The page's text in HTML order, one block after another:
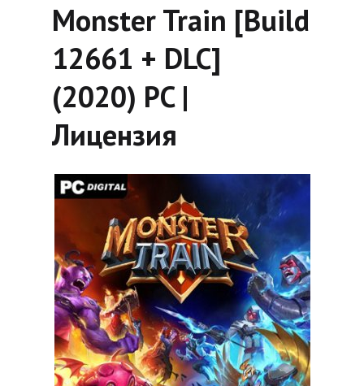
Monster Train [Build
12661 + DLC]
(2020) PC |
Лицензия